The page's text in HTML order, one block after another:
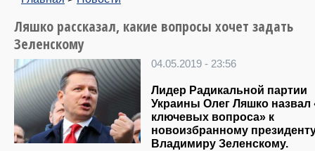
Ляшко рассказал, какие вопросы хочет задать
Зеленскому
04.05.2019 - 23:56
Лидер Радикальной партии
Украины Олег Ляшко назвал
ключевых вопроса» к
новоизбранному
Владимиру Зеленскому.